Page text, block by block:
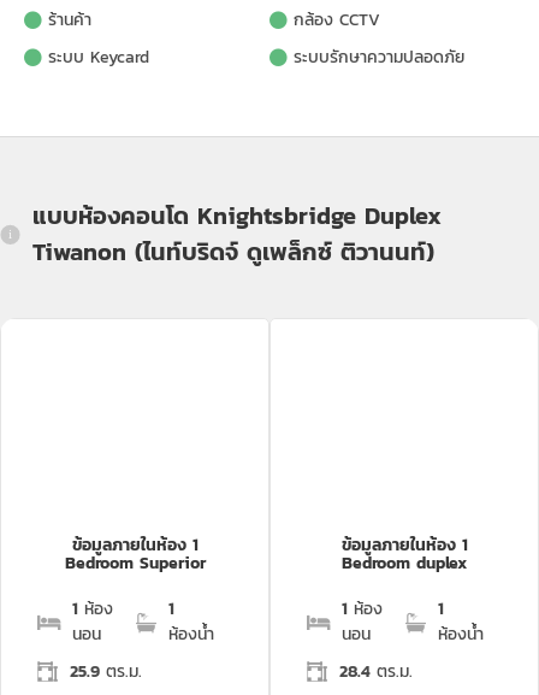
ร้านค้า
กล้อง CCTV
ระบบ Keycard
ระบบรักษาความปลอดภัย
แบบห้องคอนโด Knightsbridge Duplex
Tiwanon (ไนท์บริดจ์ ดูเพล็กซ์ ติวานนท์)
ข้อมูลภายในห้อง 1
Bedroom Superior
1 ห้อง
นอน
1
ห้องน้ำ
25.9 ตร.ม.
ข้อมูลภายในห้อง 1
Bedroom duplex
1 ห้อง
นอน
1
ห้องน้ำ
28.4 ตร.ม.